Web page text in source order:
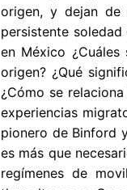
origen, y dejan de
persistente
en México
origen? ¿Qué
¿Cómo se
experiencias
pionero de Binford
es más que
regímenes de